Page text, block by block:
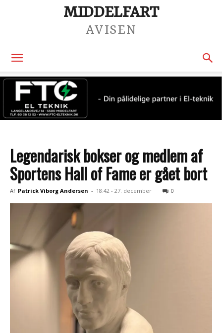
MIDDELFART
AVISEN
Legendarisk bokser og medlem af
Sportens Hall of Fame er gået bort
Af Patrick Viborg Andersen - 18:42 - 27. december 0